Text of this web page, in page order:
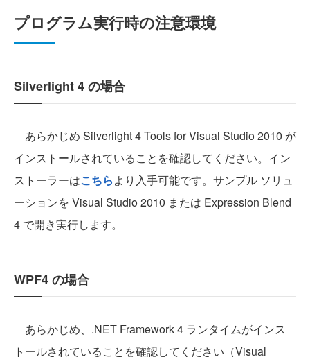
プログラム実行時の注意環境
Silverlight 4 の場合
あらかじめ Silverlight 4 Tools for Visual Studio 2010 が
インストールされていることを確認してください。イン
ストーラーはこちらより入手可能です。サンプル ソリュ
ーションを Visual Studio 2010 または Expression Blend
4 で開き実行します。
WPF4 の場合
あらかじめ、.NET Framework 4 ランタイムがインス
トールされていることを確認してください（Visual